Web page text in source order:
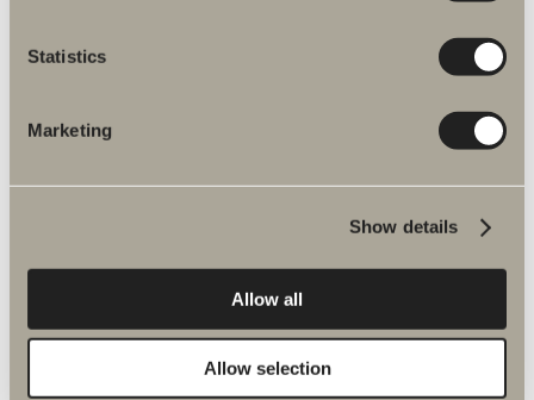
Statistics
Marketing
Show details
Allow all
Allow selection
Greb M1
En genfortolkning af den klassiske S2.